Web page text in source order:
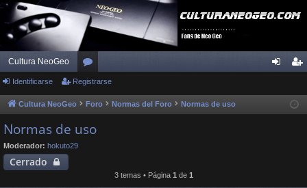
Cultura NeoGeo
or
os ist
Identificarse Registrarse
Cultura NeoGeo Foro Normas del Foro Normas de uso
Normas de uso
Moderador: hokuto29
Cerrado
3 temas • Página 1de 1